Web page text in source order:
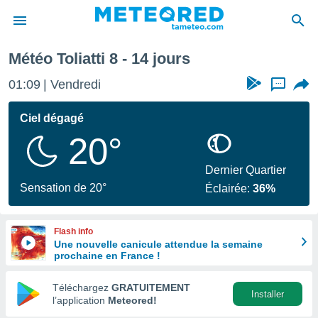
de
en
Météo Toliatti 8 - 14 jours
01:09 Vendredi ...
Ciel dégagé
20°
Sensation de 20°
Dernier Quartier
Éclairée:36%
Flash info
Une nouvelle canicule attendue la semaine
prochaine en France !
Téléchargez GRATUITEMENT
l’application Meteored!
Installer